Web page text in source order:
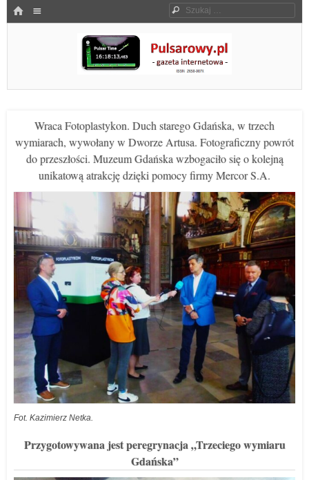
HOME Szukaj
Pulsarowy.pl
Wraca Fotoplastykon. Duch starego Gdańska, w trzech
wymiarach, wywołany w Dworze Artusa. Fotograficzny powrót
do przeszłości. Muzeum Gdańska wzbogaciło się o kolejną
unikatową atrakcję dzięki pomocy firmy Mercor S.A.
Fot. Kazimierz Netka.
Przygotowywana jest peregrynacja „Trzeciego wymiaru
Gdańska”